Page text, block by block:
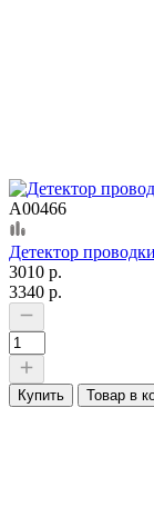
А00466
Детектор
3010 р.
3340 р.
Купить Товар в